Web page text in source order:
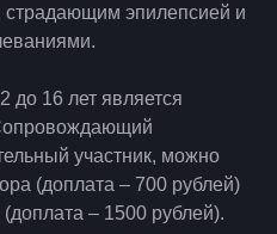
эпилепсией и
до 16 лет является
участник, можно
(доплата – 700 рублей)
– 1500 рублей).